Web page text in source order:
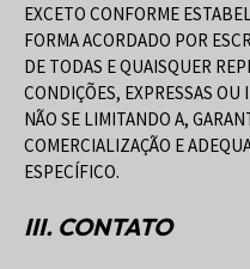
EXCETO CONFORME
FORMA ACORDADO POR
DE TODAS E QUAISQUER
CONDIÇÕES, EXPRESSAS
NÃO SE LIMITANDO A,
COMERCIALIZAÇÃO E
ESPECÍFICO.
III. CONTATO